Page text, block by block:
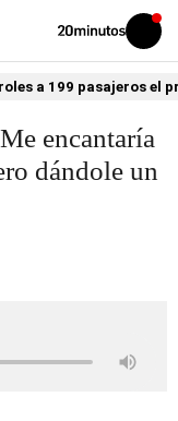
Volver
Iniciar
sesión
a 199 pasajeros el
encantaría
dándole un